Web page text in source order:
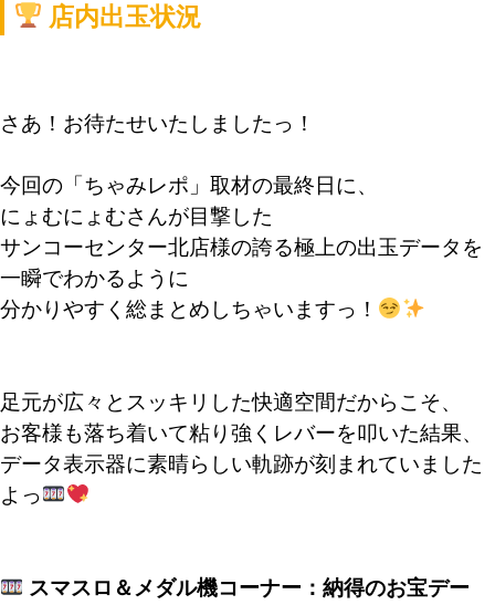
店内出玉状況
さあ！お待たせいたしましたっ！
今回の「ちゃみレポ」取材の最終日に、
にょむにょむさんが目撃した
サンコーセンター北店様の誇る極上の出玉データを
一瞬でわかるように
分かりやすく総まとめしちゃいますっ！
足元が広々とスッキリした快適空間だからこそ、
お客様も落ち着いて粘り強くレバーを叩いた結果、
データ表示器に素晴らしい軌跡が刻まれていました
よっ
スマスロ＆メダル機コーナー：納得のお宝デー